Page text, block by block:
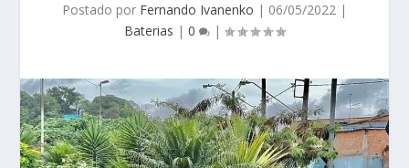
Postado por Fernando Ivanenko | 06/05/2022 |
Baterias | 0 |